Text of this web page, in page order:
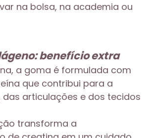
na bolsa, na academia ou
benefício extra
a goma é formulada com
que contribui para a
das articulações e dos tecidos
transforma a